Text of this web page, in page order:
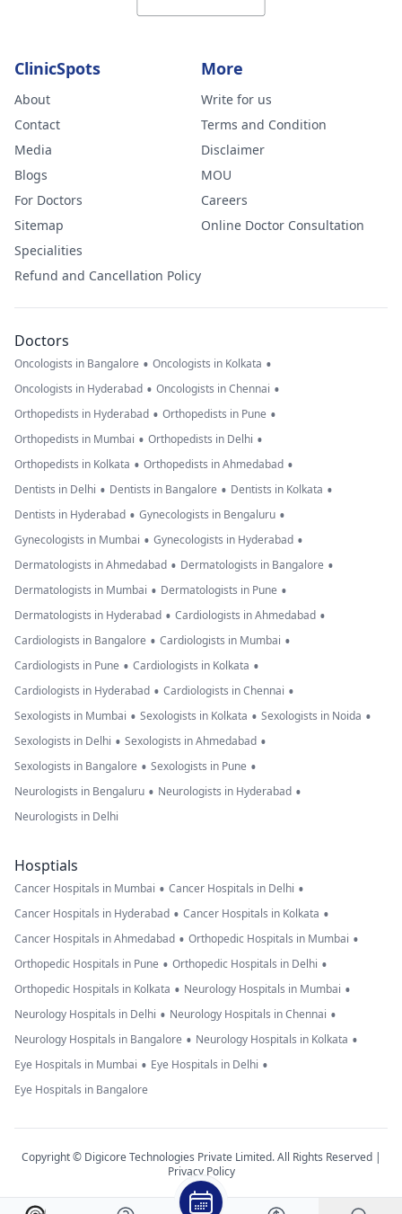
ClinicSpots
About
Contact
Media
Blogs
For Doctors
Sitemap
Specialities
Refund and Cancellation Policy
More
Write for us
Terms and Condition
Disclaimer
MOU
Careers
Online Doctor Consultation
Doctors
Oncologists in Bangalore • Oncologists in Kolkata •
Oncologists in Hyderabad • Oncologists in Chennai •
Orthopedists in Hyderabad • Orthopedists in Pune •
Orthopedists in Mumbai • Orthopedists in Delhi •
Orthopedists in Kolkata • Orthopedists in Ahmedabad •
Dentists in Delhi • Dentists in Bangalore • Dentists in Kolkata •
Dentists in Hyderabad • Gynecologists in Bengaluru •
Gynecologists in Mumbai • Gynecologists in Hyderabad •
Dermatologists in Ahmedabad • Dermatologists in Bangalore •
Dermatologists in Mumbai • Dermatologists in Pune •
Dermatologists in Hyderabad • Cardiologists in Ahmedabad •
Cardiologists in Bangalore • Cardiologists in Mumbai •
Cardiologists in Pune • Cardiologists in Kolkata •
Cardiologists in Hyderabad • Cardiologists in Chennai •
Sexologists in Mumbai • Sexologists in Kolkata • Sexologists in Noida •
Sexologists in Delhi • Sexologists in Ahmedabad •
Sexologists in Bangalore • Sexologists in Pune •
Neurologists in Bengaluru • Neurologists in Hyderabad •
Neurologists in Delhi
Hosptials
Cancer Hospitals in Mumbai • Cancer Hospitals in Delhi •
Cancer Hospitals in Hyderabad • Cancer Hospitals in Kolkata •
Cancer Hospitals in Ahmedabad • Orthopedic Hospitals in Mumbai •
Orthopedic Hospitals in Pune • Orthopedic Hospitals in Delhi •
Orthopedic Hospitals in Kolkata • Neurology Hospitals in Mumbai •
Neurology Hospitals in Delhi • Neurology Hospitals in Chennai •
Neurology Hospitals in Bangalore • Neurology Hospitals in Kolkata •
Eye Hospitals in Mumbai • Eye Hospitals in Delhi •
Eye Hospitals in Bangalore
Copyright © Digicore Technologies Private Limited. All Rights Reserved |
Privacy Policy